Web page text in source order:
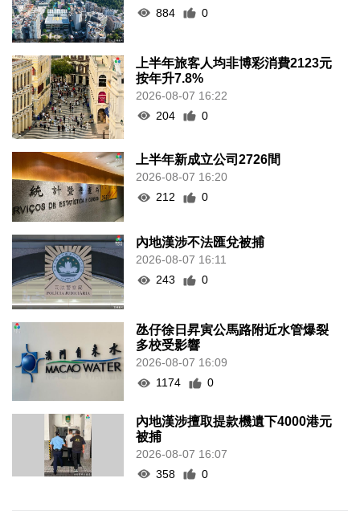
884
0
上半年旅客人均非博彩消費2123元
按年升7.8%
2026-08-07 16:22
204
0
上半年新成立公司2726間
2026-08-07 16:20
212
0
內地漢涉不法匯兌被捕
2026-08-07 16:11
243
0
氹仔徐日昇寅公馬路附近水管爆裂
多校受影響
2026-08-07 16:09
1174
0
內地漢涉擅取提款機遺下4000港元
被捕
2026-08-07 16:07
358
0